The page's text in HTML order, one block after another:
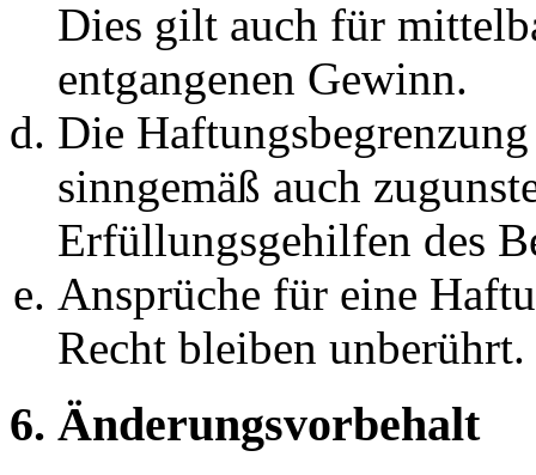
Dies gilt auch für
entgangenen Gewinn.
Die
sinngemäß auch
Erfüllungsgehilfen des
Ansprüche für eine
Recht bleiben unberührt.
6. Änderungsvorbehalt